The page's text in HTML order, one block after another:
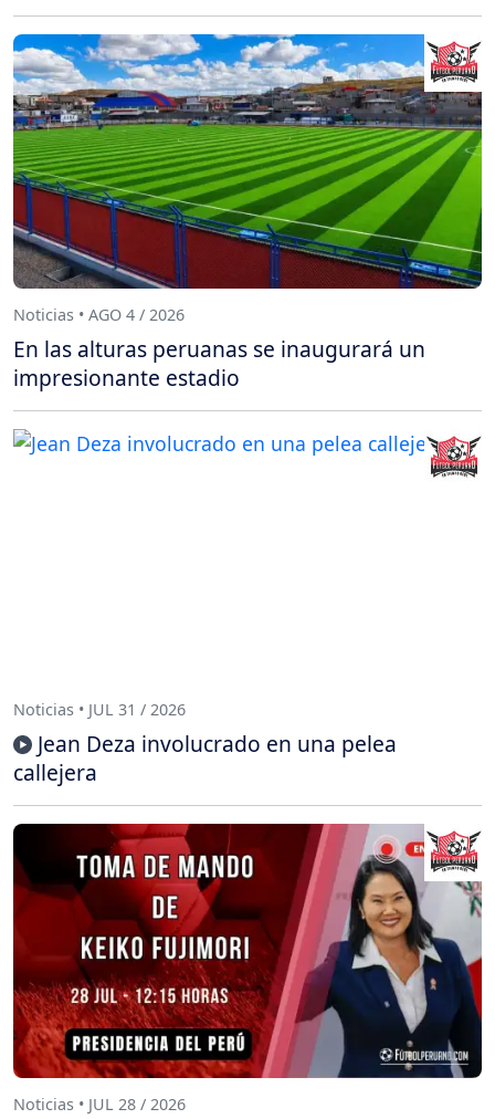
Noticias • AGO 4 / 2026
En las alturas peruanas se inaugurará un
impresionante estadio
Noticias • JUL 31 / 2026
Jean Deza involucrado en una pelea
callejera
Noticias • JUL 28 / 2026